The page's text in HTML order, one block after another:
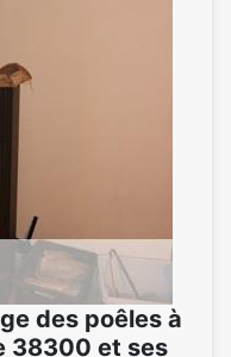
des poêles à
38300 et ses